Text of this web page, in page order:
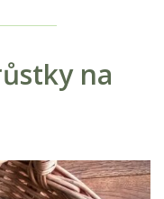
na